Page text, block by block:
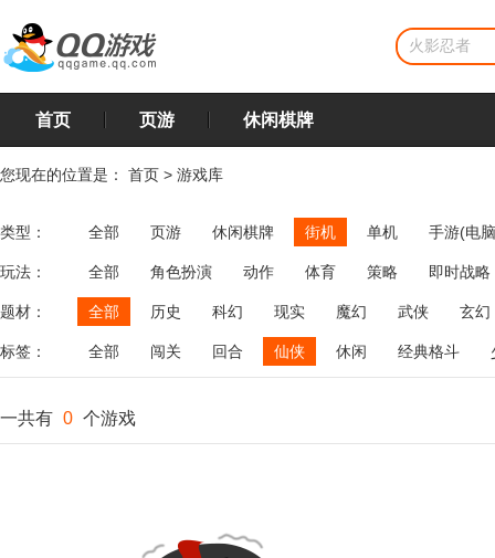
首页 页游 休闲棋牌
您现在的位置是： 首页 > 游戏库
类型： 全部 页游 休闲棋牌 街机 单机 手游(电
玩法： 全部 角色扮演 动作 体育 策略
即时战略
飞行
恋爱 第三人称射击 棋类 牌类 麻将
题材： 全部 历史 科幻 现实 魔幻 武侠 玄幻
标签： 全部 闯关 回合 仙侠 休闲 经典格斗
一共有 0 个游戏